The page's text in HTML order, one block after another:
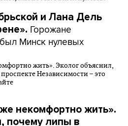
и Лана Дель
Горожане
Минск нулевых
некомфортно жить».
почему липы в